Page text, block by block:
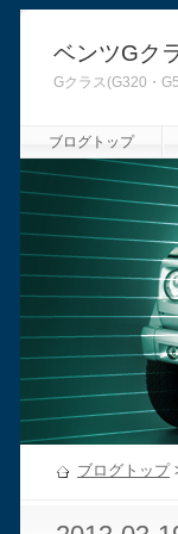
ベンツGク
Gクラス(G320・
ブログトップ
ブログトップ